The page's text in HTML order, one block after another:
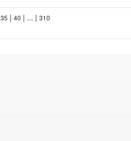
35 | 40 | ... | 310